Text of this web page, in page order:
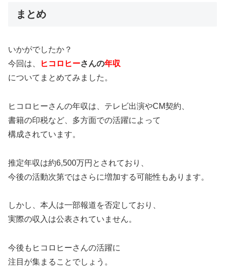
まとめ
いかがでしたか？
今回は、
ヒコロヒーさんの年収
についてまとめてみました。
ヒコロヒーさんの年収は、テレビ出演やCM契約、
書籍の印税など、多方面での活躍によって
構成されています。
推定年収は約6,500万円とされており、
今後の活動次第ではさらに増加する可能性もあります。
しかし、本人は一部報道を否定しており、
実際の収入は公表されていません。
今後もヒコロヒーさんの活躍に
注目が集まることでしょう。